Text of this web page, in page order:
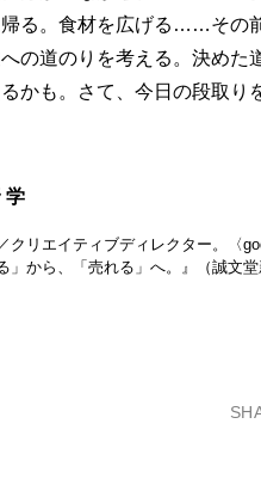
る。食材を広げる……その
の道のりを考える。決めた
かも。さて、今日の段取り
学
クリエイティブディレクター。〈
」から、「売れる」へ。』（誠文堂